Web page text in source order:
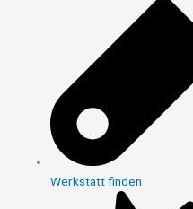
Werkstatt finden